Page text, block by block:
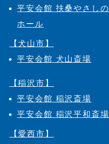
平安会館 扶桑やさしの
ホール
【犬山市】
平安会館 犬山斎場
【稲沢市】
平安会館 稲沢斎場
平安会館 稲沢平和斎場
【愛西市】